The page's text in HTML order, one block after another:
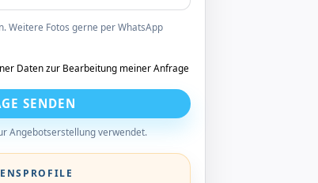
Weitere Fotos gerne per WhatsApp
Daten zur Bearbeitung meiner Anfrage
SENDEN
Angebotserstellung verwendet.